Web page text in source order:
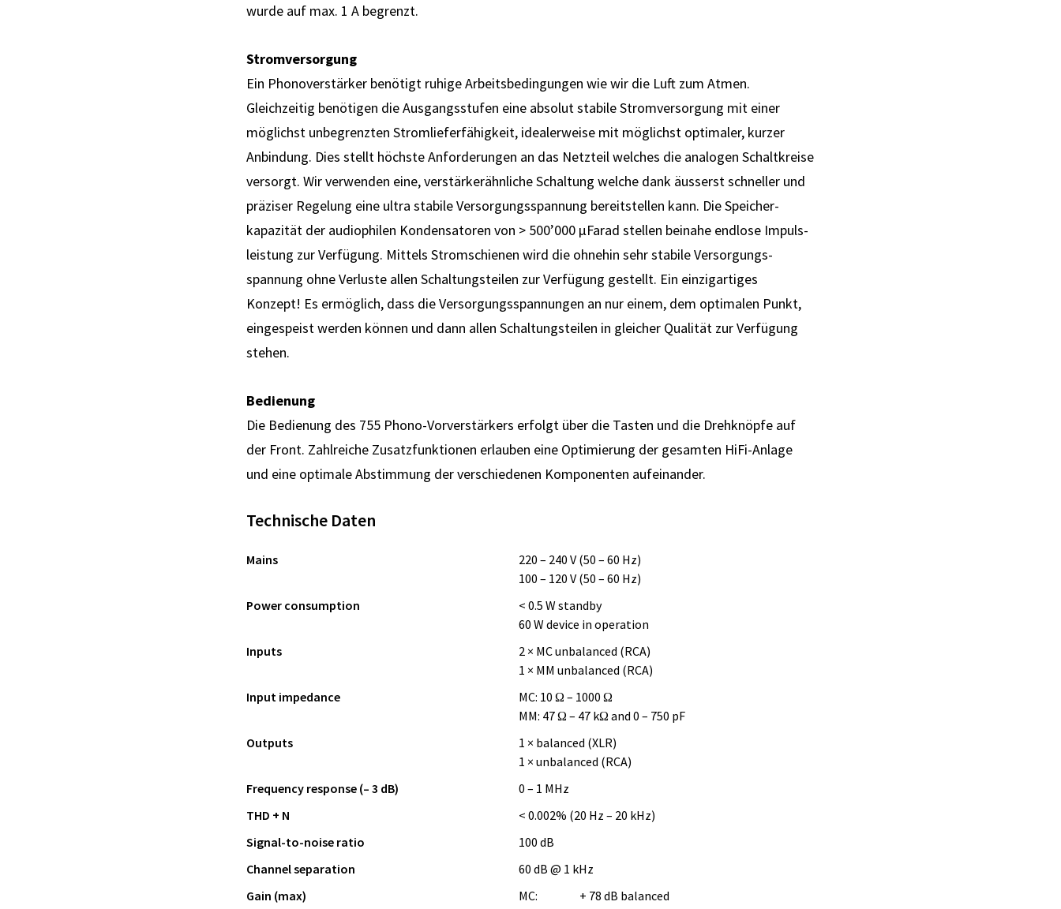
wurde auf max. 1 A be­grenzt.
Stromversorgung
Ein Phonoverstärker benötigt ruhige Arbeits­be­dingungen wie wir die Luft zum Atmen.
Gleichzeitig benötigen die Ausgangsstufen eine absolut stabile Stromversorgung mit einer
möglichst unbegrenzten Stromlieferfähigkeit, idealerweise mit möglichst optimaler, kurzer
Anbindung. Dies stellt höchste Anforderungen an das Netzteil welches die analogen Schaltkreise
versorgt. Wir ver­wenden eine, verstärker­ähnliche Schaltung welche dank äusserst schneller und
präziser Regelung eine ultra stabile Ver­sorgungs­spannung bereit­stellen kann. Die Speicher­
kapazität der audiophilen Kondensatoren von > 500’000 µFarad stellen beinahe endlose Impuls­
leistung zur Ver­fügung. Mittels Strom­schienen wird die ohne­hin sehr stabile Ver­sorgungs­
spannung ohne Verluste allen Schaltungs­teilen zur Ver­fügung ge­stellt. Ein einzig­artiges
Konzept! Es ermöglich, dass die Ver­sorgungs­spannungen an nur einem, dem optimalen Punkt,
eingespeist werden können und dann allen Schaltungs­teilen in gleicher Qualität zur Ver­fügung
stehen.
Bedienung
Die Bedienung des 755 Phono-Vorverstärkers erfolgt über die Tasten und die Drehknöpfe auf
der Front. Zahlreiche Zusatz­funktionen erlauben eine Optimierung der gesamten HiFi-Anlage
und eine optimale Abstimmung der verschiedenen Komponenten aufeinander.
Technische Daten
Mains
220 – 240 V (50 – 60 Hz)
100 – 120 V (50 – 60 Hz)
Power consumption
< 0.5 W standby
60 W device in operation
Inputs
2 × MC unbalanced (RCA)
1 × MM unbalanced (RCA)
Input impedance
MC: 10 Ω – 1000 Ω
MM: 47 Ω – 47 kΩ and 0 – 750 pF
Outputs
1 × balanced (XLR)
1 × unbalanced (RCA)
Frequency response (– 3 dB)
0 – 1 MHz
THD + N
< 0.002% (20 Hz – 20 kHz)
Signal-to-noise ratio
100 dB
Channel separation
60 dB @ 1 kHz
Gain (max)
MC:
+ 78 dB balanced